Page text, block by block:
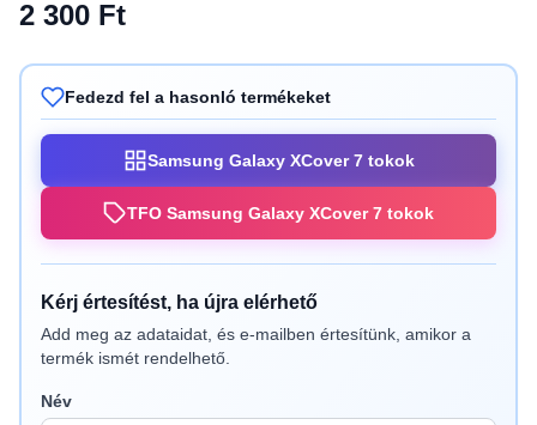
2 300 Ft
Fedezd fel a hasonló termékeket
Samsung Galaxy XCover 7 tokok
TFO Samsung Galaxy XCover 7 tokok
Kérj értesítést, ha újra elérhető
Add meg az adataidat, és e-mailben értesítünk, amikor a
termék ismét rendelhető.
Név